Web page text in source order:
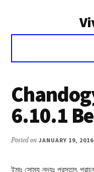
Voice
Vivekananda
6.10.1
Posted onJANUARY 19, 2016
ইমাঃ সোম্য নদ্যঃ পুরস্তাৎ